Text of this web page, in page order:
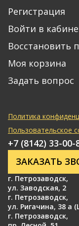
Регистрация
Войти в
Восстановить
Моя корзина
Задать вопрос
Политика
Пользовательское
г. Петрозаводск,
ул. Заводская, 2
г. Петрозаводск,
ул. Ригачина, 38 а
г. Петрозаводск,
+7 (8142) 33-00-
ЗАКАЗАТЬ